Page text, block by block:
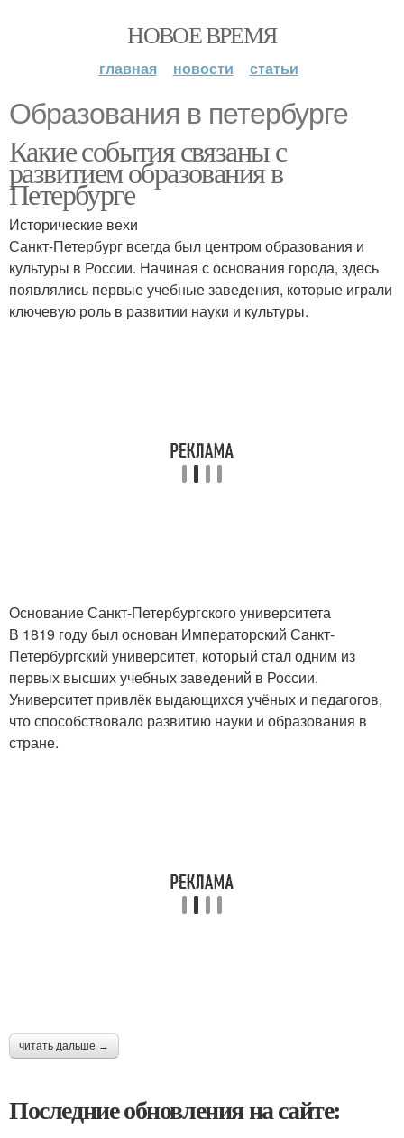
НОВОЕ ВРЕМЯ
главная новости статьи
Образования в петербурге
Какие события связаны с
развитием образования в
Петербурге
Исторические вехи
Санкт-Петербург всегда был центром образования и
культуры в России. Начиная с основания города, здесь
появлялись первые учебные заведения, которые играли
ключевую роль в развитии науки и культуры.
Основание Санкт-Петербургского университета
В 1819 году был основан Императорский Санкт-
Петербургский университет, который стал одним из
первых высших учебных заведений в России.
Университет привлёк выдающихся учёных и педагогов,
что способствовало развитию науки и образования в
стране.
читать дальше →
Последние обновления на сайте: